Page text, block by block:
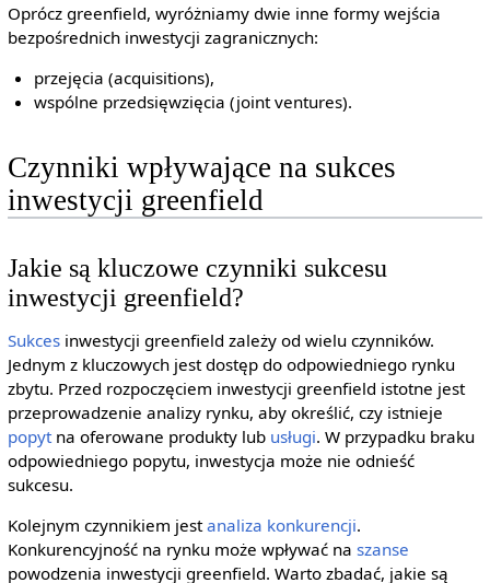
Oprócz greenfield, wyróżniamy dwie inne formy wejścia
bezpośrednich inwestycji zagranicznych:
przejęcia (acquisitions),
wspólne przedsięwzięcia (joint ventures).
Czynniki wpływające na sukces
inwestycji greenfield
Jakie są kluczowe czynniki sukcesu
inwestycji greenfield?
Sukcesinwestycji greenfield zależy od wielu czynników.
Jednym z kluczowych jest dostęp do odpowiedniego rynku
zbytu. Przed rozpoczęciem inwestycji greenfield istotne jest
przeprowadzenie analizy rynku, aby określić, czy istnieje
popytna oferowane produkty lub usługi. W przypadku braku
odpowiedniego popytu, inwestycja może nie odnieść
sukcesu.
Kolejnym czynnikiem jestanaliza konkurencji.
Konkurencyjność na rynku może wpływać na szanse
powodzenia inwestycji greenfield. Warto zbadać, jakie są